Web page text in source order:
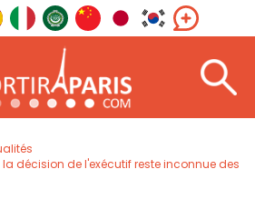
décision de l'exécutif reste inconnue des